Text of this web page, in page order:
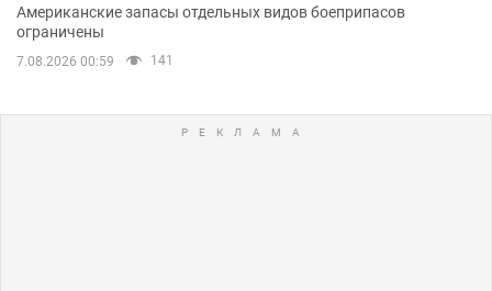
Американские запасы отдельных видов боеприпасов
ограничены
7.08.2026 00:59 141